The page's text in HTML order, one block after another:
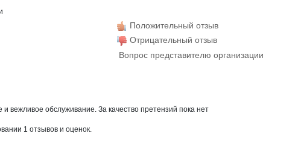
Положительный отзыв
Отрицательный отзыв
Вопрос представителю организации
и вежливое обслуживание. За качество претензий пока нет
1 отзывов и оценок.